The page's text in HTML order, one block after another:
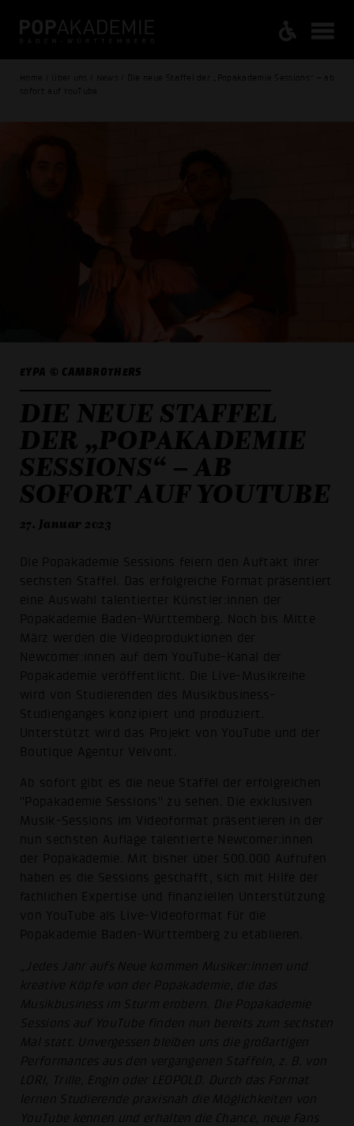
Home / Über uns / News / Die neue Staffel der „Popakademie Sessions“ – ab
sofort auf YouTube
EYPA © CAMBROTHERS
DIE NEUE STAFFEL
DER „POPAKADEMIE
SESSIONS“ – AB
SOFORT AUF YOUTUBE
27. Januar 2023
Die Popakademie Sessions feiern den Auftakt ihrer
sechsten Staffel. Das erfolgreiche Format präsentiert
eine Auswahl talentierter Künstler:innen der
Popakademie Baden-Württemberg. Noch bis Mitte
März werden die Videoproduktionen der
Newcomer:innen auf dem YouTube-Kanal der
Popakademie veröffentlicht. Die Live-Musikreihe
wird von Studierenden des Musikbusiness-
Studienganges konzipiert und produziert.
Unterstützt wird das Projekt von YouTube und der
Boutique Agentur Velvont.
Ab sofort gibt es die neue Staffel der erfolgreichen
"Popakademie Sessions" zu sehen. Die exklusiven
Musik-Sessions im Videoformat präsentieren in der
nun sechsten Auflage talentierte Newcomer:innen
der Popakademie. Mit bisher über 500.000 Aufrufen
haben es die Sessions geschafft, sich mit Hilfe der
fachlichen Expertise und finanziellen Unterstützung
von YouTube als Live-Videoformat für die
Popakademie Baden-Württemberg zu etablieren.
„Jedes Jahr aufs Neue kommen Musiker:innen und
kreative Köpfe von der Popakademie, die das
Musikbusiness im Sturm erobern. Die Popakademie
Sessions auf YouTube finden nun bereits zum sechsten
Mal statt. Unvergessen bleiben uns die großartigen
Performances aus den vergangenen Staffeln, z. B. von
LORI, Trille, Engin oder LEOPOLD. Durch das Format
lernen Studierende praxisnah die Möglichkeiten von
YouTube kennen und erhalten die Chance, neue Fans